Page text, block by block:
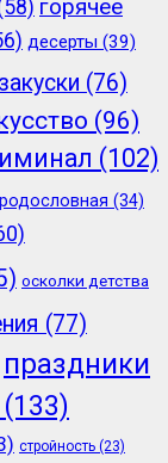
горячее
десерты (39)
закуски (76)
(96)
(102)
(34)
осколки детства
(77)
праздники
(133)
стройность (23)